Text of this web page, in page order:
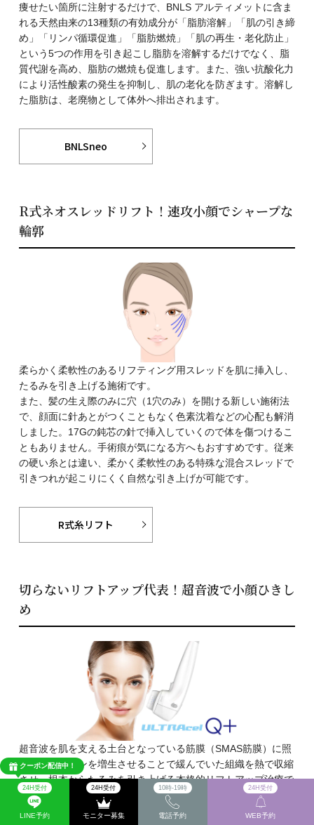
24H受付
LINE予約
クーポン配信中！
24H受付
モニター募集
10時-19時
電話予約
24H受付
WEB予約
痩せたい箇所に注射するだけで、BNLS アルティメットに含ま
れる天然由来の13種類の有効成分が「脂肪溶解」「肌の引き締
め」「リンパ循環促進」「脂肪燃焼」「肌の再生・老化防⽌」
という5つの作用を引き起こし脂肪を溶解するだけでなく、脂
質代謝を⾼め、脂肪の燃焼も促進します。また、強い抗酸化力
により活性酸素の発生を抑制し、肌の老化を防ぎます。溶解し
た脂肪は、老廃物として体外へ排出されます。
BNLSneo
R式ネオスレッドリフト！速攻小顔でシャープな
輪郭
柔らかく柔軟性のあるリフティング用スレッドを肌に挿入し、
たるみを引き上げる施術です。
また、髪の生え際のみに穴（1穴のみ）を開ける新しい施術法
で、顔面に針あとがつくこともなく色素沈着などの心配も解消
しました。17Gの鈍芯の針で挿入していくので体を傷つけるこ
ともありません。手術痕が気になる方へもおすすめです。従来
の硬い糸とは違い、柔かく柔軟性のある特殊な混合スレッドで
引きつれが起こりにくく自然な引き上げが可能です。
R式糸リフト
切らないリフトアップ代表！超音波で小顔ひきし
め
超音波を肌を支える土台となっている筋膜（SMAS筋膜）に照
射しコラーゲンを増生させることで緩んでいた組織を熱で収縮
させ、根本からたるみを引き上げる本格的リフトアップ治療で
す。